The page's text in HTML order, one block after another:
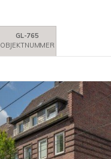
GL-765
OBJEKTNUMMER